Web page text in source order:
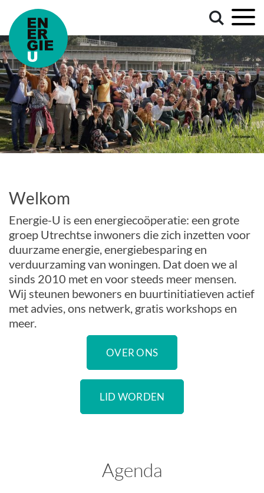
Welkom
Energie-U is een energiecoöperatie: een grote
groep Utrechtse inwoners die zich inzetten voor
duurzame energie, energiebesparing en
verduurzaming van woningen. Dat doen we al
sinds 2010 met en voor steeds meer mensen.
Wij steunen bewoners en buurtinitiatieven actief
met advies, ons netwerk, gratis workshops en
meer.
OVER ONS
LID WORDEN
Agenda